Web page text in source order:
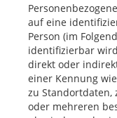
auf eine
Person (im
identifizierbar
direkt oder
einer Kennung
zu Standortdaten,
oder mehreren